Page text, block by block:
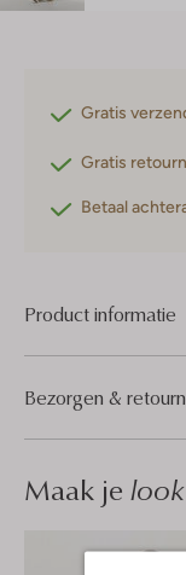
Gratis
Gratis
Betaal
Product informatie
Bezorgen &
Maak je